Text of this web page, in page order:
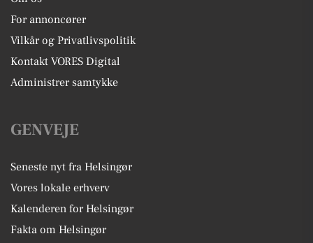
For annoncører
Vilkår og Privatlivspolitik
Kontakt VORES Digital
Administrer samtykke
GENVEJE
Seneste nyt fra Helsingør
Vores lokale erhverv
Kalenderen for Helsingør
Fakta om Helsingør